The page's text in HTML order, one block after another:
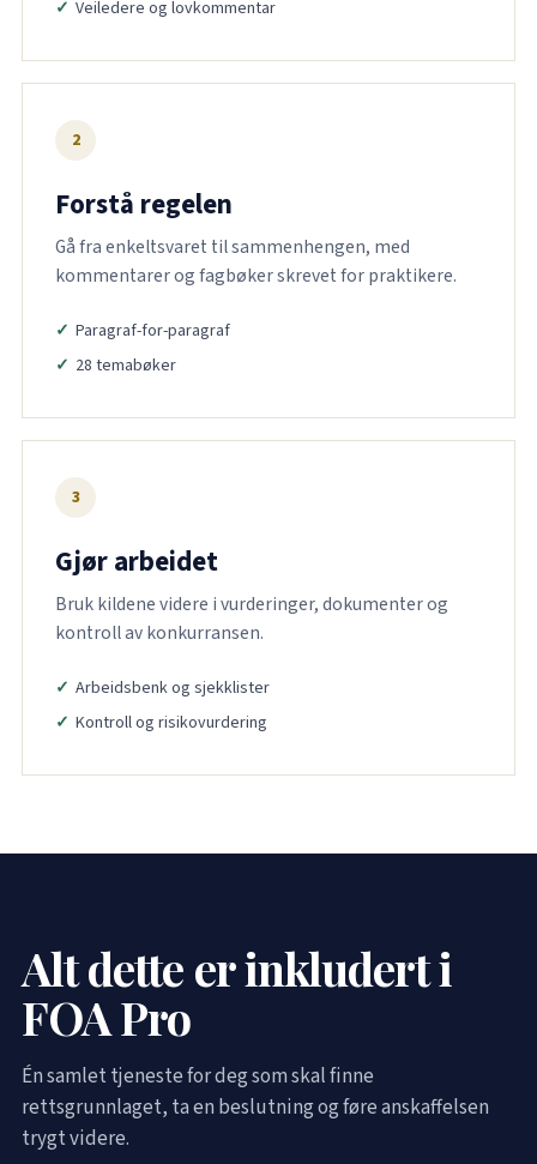
Veiledere og lovkommentar
2
Forstå regelen
Gå fra enkeltsvaret til sammenhengen, med
kommentarer og fagbøker skrevet for praktikere.
Paragraf-for-paragraf
28 temabøker
3
Gjør arbeidet
Bruk kildene videre i vurderinger, dokumenter og
kontroll av konkurransen.
Arbeidsbenk og sjekklister
Kontroll og risikovurdering
Alt dette er inkludert i
FOA Pro
Én samlet tjeneste for deg som skal finne
rettsgrunnlaget, ta en beslutning og føre anskaffelsen
trygt videre.